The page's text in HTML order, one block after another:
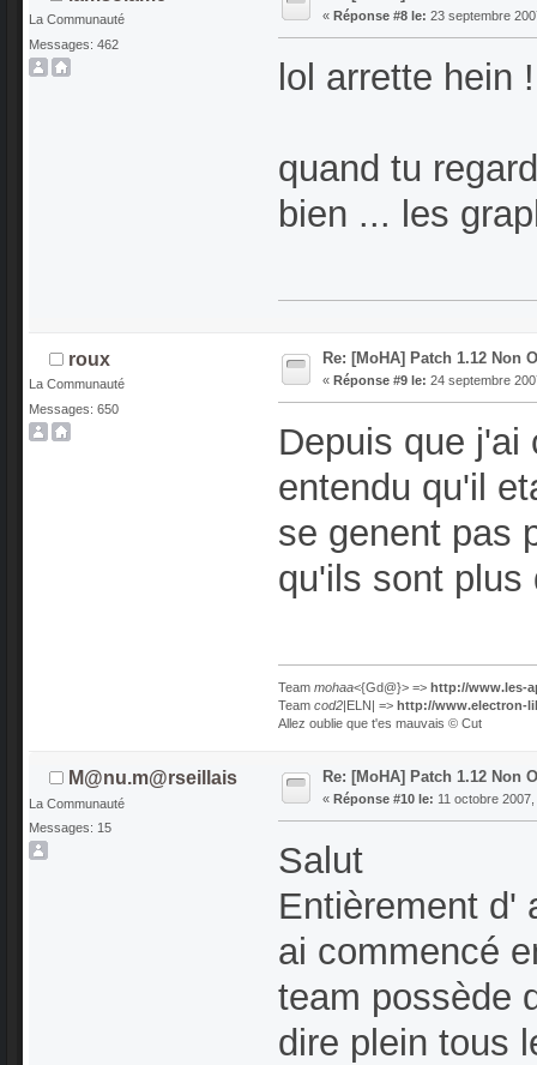
La Communauté
Messages: 462
« Réponse #8 le: 23 septembre
lol arrette hein !
quand tu
bien ... les
roux
La Communauté
Messages: 650
Re: [MoHA] Patch 1.12 Non
« Réponse #9 le: 24 septembre
Depuis que j'ai
entendu qu'il
se genent pas
qu'ils sont
Team mohaa<{Gd@}> => http://www.les-
Team cod2 |ELN| => http://www.electron-
Allez oublie que t'es mauvais © Cut
M@nu.m@rseillais
La Communauté
Messages: 15
Re: [MoHA] Patch 1.12 Non
« Réponse #10 le: 11 octobre
Salut
Entièrement d'
ai commencé
team possède
dire plein tous